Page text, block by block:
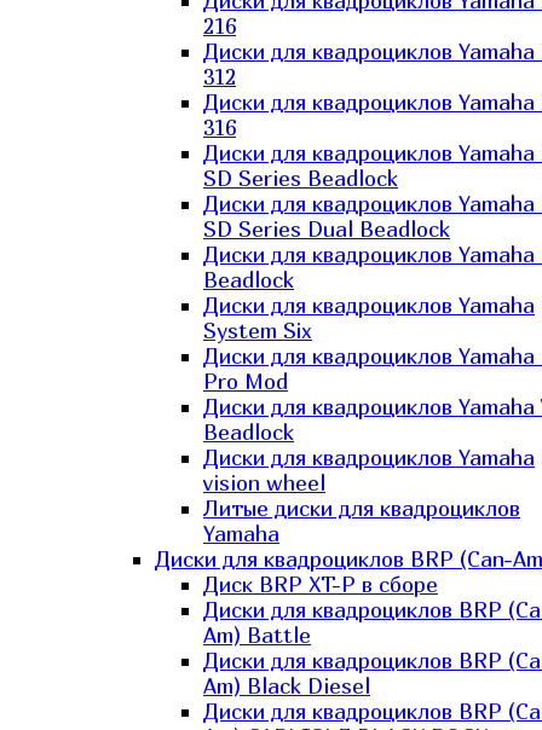
216
Диски для квадроциклов
312
Диски для квадроциклов
316
Диски для квадроциклов
SD Series Beadlock
Диски для квадроциклов
SD Series Dual Beadlock
Диски для квадроциклов Yamaha
Beadlock
Диски для квадроциклов Yamaha
System Six
Диски для квадроциклов Yamaha
Pro Mod
Диски для квадроциклов Yamaha
Beadlock
Диски для квадроциклов Yamaha
vision wheel
Литые диски для квадроциклов
Yamaha
Диски для квадроциклов BRP (Can-
Диск BRP XT-P в сборе
Диски для квадроциклов BRP
Am) Battle
Диски для квадроциклов BRP
Am) Black Diesel
Диски для квадроциклов BRP